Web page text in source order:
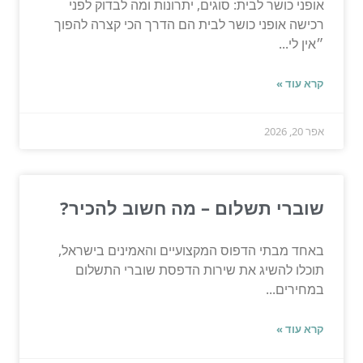
אופני כושר לבית: סוגים, יתרונות ומה לבדוק לפני
רכישה אופני כושר לבית הם הדרך הכי קצרה להפוך
״אין לי...
קרא עוד »
אפר 20, 2026
שוברי תשלום – מה חשוב להכיר?
באחד מבתי הדפוס המקצועיים והאמינים בישראל,
תוכלו להשיג את שירות הדפסת שוברי התשלום
במחירים...
קרא עוד »